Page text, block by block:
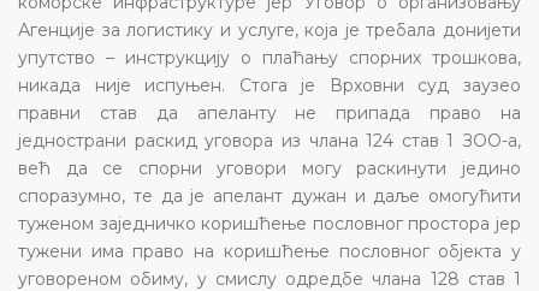
Агенције за логистику и услуге, која је требала донијети
упутство – инструкцију о плаћању спорних трошкова,
никада није испуњен. Стога је Врховни суд заузео
правни став да апеланту не припада право на
једнострани раскид уговора из члана 124 став 1 ЗОО-а,
већ да се спорни уговори могу раскинути једино
споразумно, те да је апелант дужан и даље омогућити
туженом заједничко коришћење пословног простора јер
тужени има право на коришћење пословног објекта у
уговореном обиму, у смислу одредбе члана 128 став 1